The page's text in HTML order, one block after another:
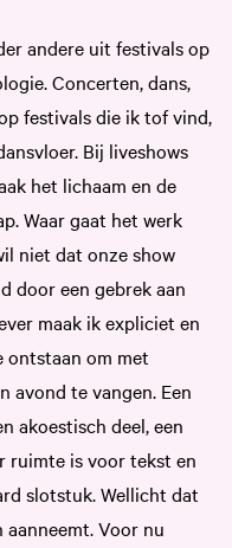
andere uit festivals op
Concerten, dans,
festivals die ik tof vind,
Bij liveshows
het lichaam en de
Waar gaat het werk
niet dat onze show
door een gebrek aan
maak ik expliciet en
ontstaan om met
avond te vangen. Een
akoestisch deel, een
ruimte is voor tekst en
slotstuk. Wellicht dat
Voor nu